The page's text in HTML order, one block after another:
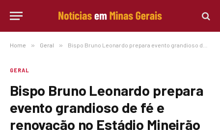
Home » Geral » Bispo Bruno Leonardo prepara evento grandioso de fé e renovação no Estádio Mineirão em dezembro
GERAL
Bispo Bruno Leonardo prepara
evento grandioso de fé e
renovação no Estádio Mineirão